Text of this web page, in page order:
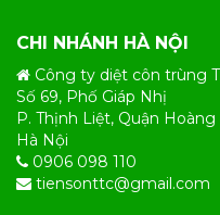
CHI NHÁNH HÀ NỘI
Công ty diệt côn trùng
Số 69, Phố Giáp Nhị
P. Thịnh Liệt, Quận Hoàng
Hà Nội
0906 098 110
tiensonttc@gmail.com